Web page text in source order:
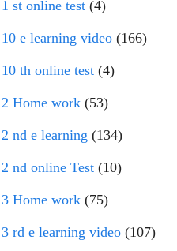
1 st online test(4)
10 e learning video(166)
10 th online test(4)
2 Home work(53)
2 nd e learning (134)
2 nd online Test(10)
3 Home work(75)
3 rd e learning video(107)